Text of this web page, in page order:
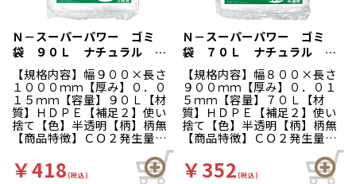
Ｎ－スーパーパワー ゴミ
袋 ９０Ｌ ナチュラル ２
０枚入
【規格内容】幅９００×長さ
１０００ｍｍ【厚み】０．０
１５ｍｍ【容量】９０Ｌ【材
質】ＨＤＰＥ【補足２】使い
捨て【色】半透明【柄】柄無
【商品特徴】ＣＯ２発生量と
コストの削減を考慮した半透
明のゴミ袋です。
￥418(税込)
Ｎ－スーパーパワー ゴミ
袋 ７０Ｌ ナチュラル ２
０枚入
【規格内容】幅８００×長さ
９００ｍｍ【厚み】０．０１
５ｍｍ【容量】７０Ｌ【材
質】ＨＤＰＥ【補足２】使い
捨て【色】半透明【柄】柄無
【商品特徴】ＣＯ２発生量と
コストの削減を考慮した半透
明のゴミ袋です。
￥352(税込)